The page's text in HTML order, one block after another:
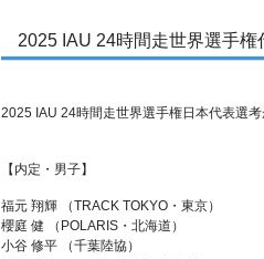
2025 IAU 24時間走世界選手権
2025 IAU 24時間走世界選手権日本代表選
【内定・男子】
福元 翔輝 （TRACK TOKYO・東京）
櫻庭 健 （POLARIS・北海道）
小谷 修平 （千葉陸協）